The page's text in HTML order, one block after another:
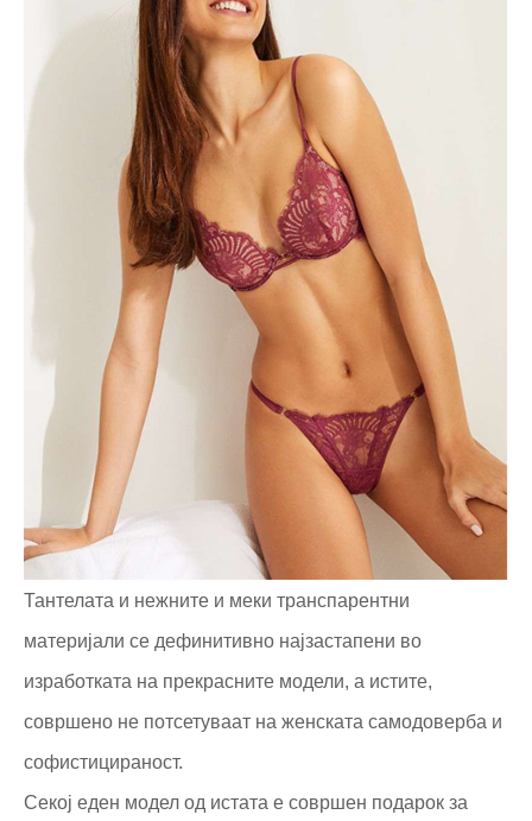
Тантелата и нежните и меки транспарентни
материјали се дефинитивно најзастапени во
изработката на прекрасните модели, а истите,
совршено не потсетуваат на женската самодоверба и
софистицираност.
Секој еден модел од истата е совршен подарок за